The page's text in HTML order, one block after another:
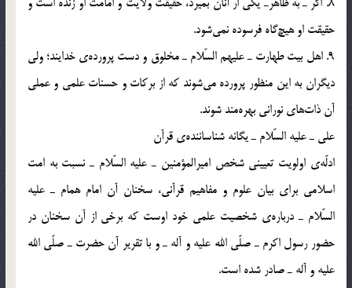
حقيقت او هيچ‎گاه فرسوده نمي‎شود.
9. اهل بيت طهارت ـ عليهم السّلام ـ مخلوق و دست پرورده‌ي خدايند؛ ولي
ديگران به اين منظور پرورده مي‎شوند كه از بركات و حسنات علمي و عملي
آن ذات‎هاي نوراني بهره‎مند شوند.
علي ـ عليه السّلام ـ يگانه شناساننده‌ي قرآن
ادلّه‌ي اولويت تعييني شخص اميرالمؤمنين ـ عليه السّلام ـ نسبت به امت
اسلامي براي بيان علوم و مفاهيم قرآني، سخنان آن امام همام ـ عليه
السّلام ـ درباره‌ي شخصيت علمي خود اوست كه برخي از آن سخنان در
حضور رسول اكرم ـ صلّي الله عليه و آله ـ و با تقرير آن حضرت ـ صلّي الله
عليه و آله ـ صادر شده است.